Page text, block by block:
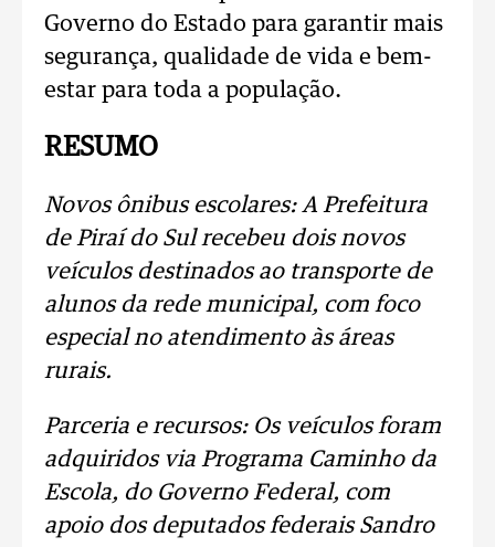
Governo do Estado para garantir mais
segurança, qualidade de vida e bem-
estar para toda a população.
RESUMO
Novos ônibus escolares: A Prefeitura
de Piraí do Sul recebeu dois novos
veículos destinados ao transporte de
alunos da rede municipal, com foco
especial no atendimento às áreas
rurais.
Parceria e recursos: Os veículos foram
adquiridos via Programa Caminho da
Escola, do Governo Federal, com
apoio dos deputados federais Sandro